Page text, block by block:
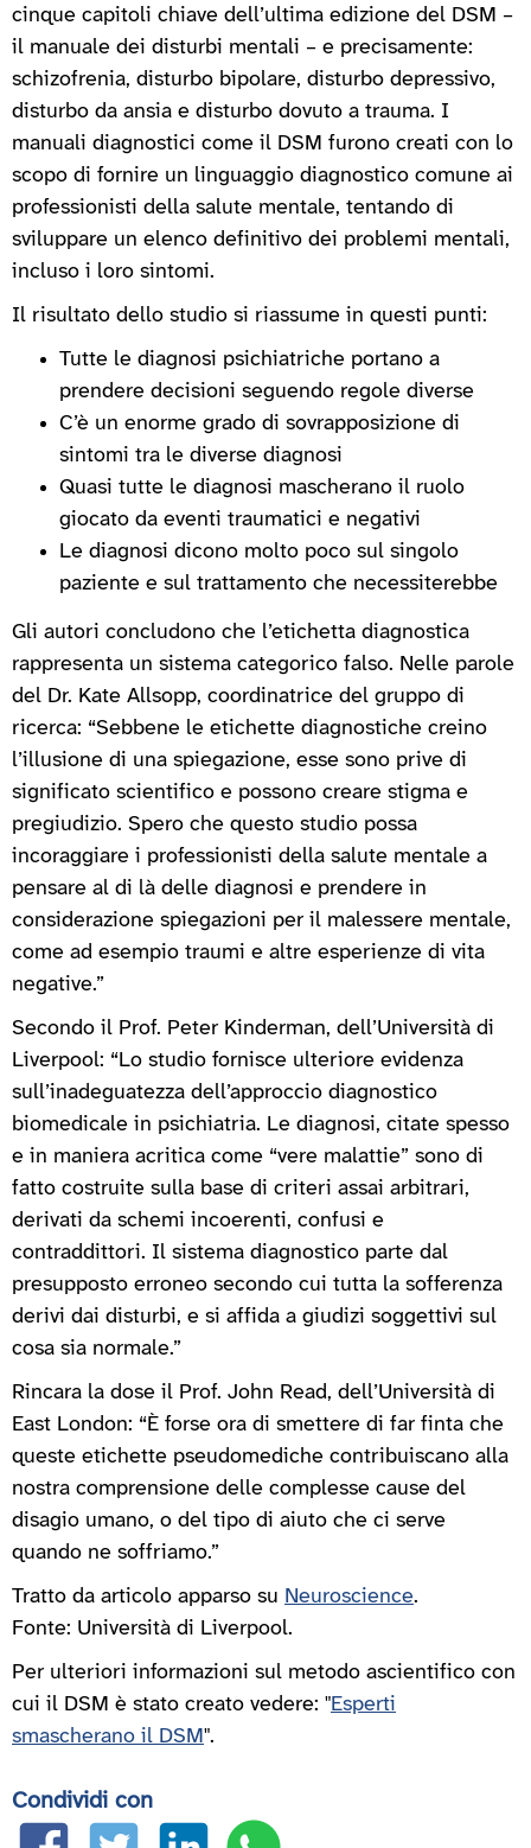
cinque capitoli chiave dell’ultima edizione del DSM –
il manuale dei disturbi mentali – e precisamente:
schizofrenia, disturbo bipolare, disturbo depressivo,
disturbo da ansia e disturbo dovuto a trauma. I
manuali diagnostici come il DSM furono creati con lo
scopo di fornire un linguaggio diagnostico comune ai
professionisti della salute mentale, tentando di
sviluppare un elenco definitivo dei problemi mentali,
incluso i loro sintomi.
Il risultato dello studio si riassume in questi punti:
Tutte le diagnosi psichiatriche portano a
prendere decisioni seguendo regole diverse
C’è un enorme grado di sovrapposizione di
sintomi tra le diverse diagnosi
Quasi tutte le diagnosi mascherano il ruolo
giocato da eventi traumatici e negativi
Le diagnosi dicono molto poco sul singolo
paziente e sul trattamento che necessiterebbe
Gli autori concludono che l’etichetta diagnostica
rappresenta un sistema categorico falso. Nelle parole
del Dr. Kate Allsopp, coordinatrice del gruppo di
ricerca: “Sebbene le etichette diagnostiche creino
l’illusione di una spiegazione, esse sono prive di
significato scientifico e possono creare stigma e
pregiudizio. Spero che questo studio possa
incoraggiare i professionisti della salute mentale a
pensare al di là delle diagnosi e prendere in
considerazione spiegazioni per il malessere mentale,
come ad esempio traumi e altre esperienze di vita
negative.”
Secondo il Prof. Peter Kinderman, dell’Università di
Liverpool: “Lo studio fornisce ulteriore evidenza
sull’inadeguatezza dell’approccio diagnostico
biomedicale in psichiatria. Le diagnosi, citate spesso
e in maniera acritica come “vere malattie” sono di
fatto costruite sulla base di criteri assai arbitrari,
derivati da schemi incoerenti, confusi e
contraddittori. Il sistema diagnostico parte dal
presupposto erroneo secondo cui tutta la sofferenza
derivi dai disturbi, e si affida a giudizi soggettivi sul
cosa sia normale.”
Rincara la dose il Prof. John Read, dell’Università di
East London: “È forse ora di smettere di far finta che
queste etichette pseudomediche contribuiscano alla
nostra comprensione delle complesse cause del
disagio umano, o del tipo di aiuto che ci serve
quando ne soffriamo.”
Tratto da articolo apparso su Neuroscience.
Fonte: Università di Liverpool.
Per ulteriori informazioni sul metodo ascientifico con
cui il DSM è stato creato vedere: "Esperti
smascherano il DSM".
Condividi con